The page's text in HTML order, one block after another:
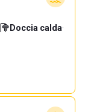
Doccia calda·